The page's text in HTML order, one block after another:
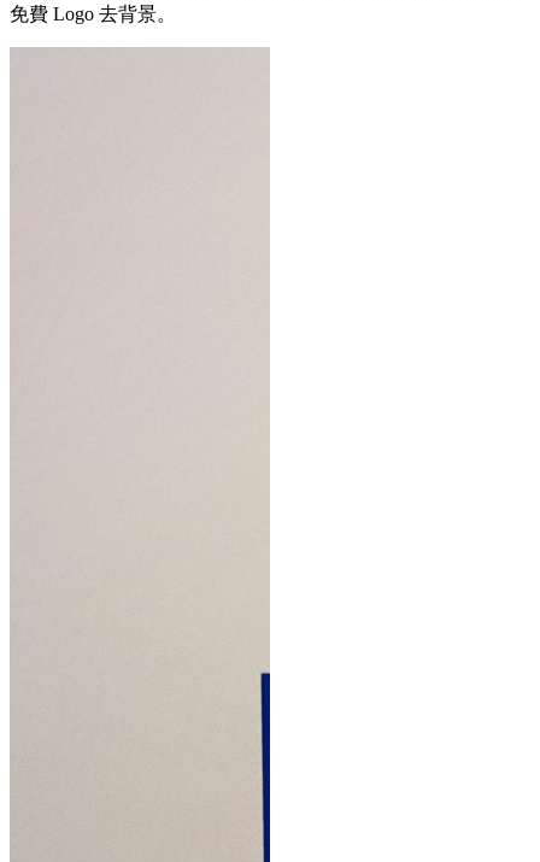
免費 Logo 去背景。